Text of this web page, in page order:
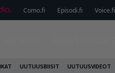
Como.fi Episodi.fi Voice.fi
UUTUUSBIISIT UUTUUSVIDEOT